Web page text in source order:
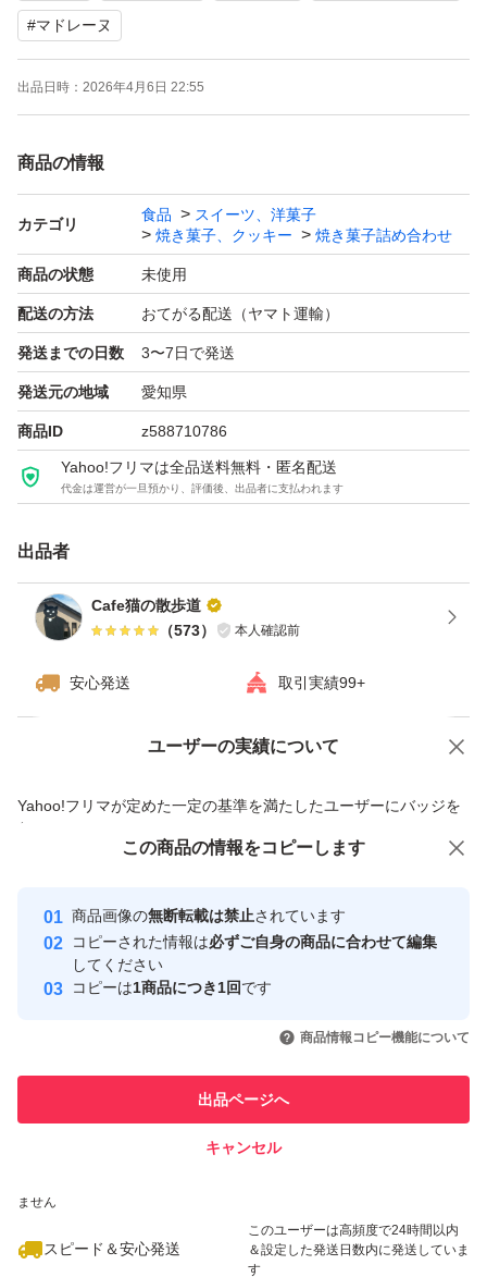
焼き菓子の代表格『マドレーヌ』×2個
バター香る人気者 にゃんこショートブレッド×2個
猫の散歩道オリジナル 猫スコーン×4個
お母さんが子供にたべさせてあげたくなるような、安心安
全な材料で一つ一つ丁寧に手作りしています。
＊ベーキングパウダーはアルミフリーのものを使用してい
ます。
＊商品は賞味期限まで一週間以上あるものをお届けしま
す。
＊購入後の変更は対応しかねます。
#マドレーヌ
出品日時： 2026年4月6日 22:55
商品の情報
カテゴリ
食品
スイーツ、洋菓子
焼き菓子、クッキー
焼き菓子詰め合わせ
商品の状態 未使用
配送の方法 おてがる配送（ヤマト運輸）
発送までの日数 3〜7日で発送
発送元の地域 愛知県
商品ID z588710786
Yahoo!フリマは全品送料無料・匿名配送
代金は運営が一旦預かり、評価後、出品者に支払われます
出品者
Cafe猫の散歩道
（573） 本人確認前
安心発送 取引実績99+
ユーザーの実績について
Yahoo!フリマが定めた一定の基準を満たしたユーザーにバッジを
付与しています
安心取引出品者
心・安全なユーザーです
取引実績
引を完了させた実績があります
での取引実績があります
ません
スピード＆安心発送
このユーザーは高頻度で24時間以内
＆設定した発送日数内に発送していま
す
価格の相談 商品への質問
この商品の情報をコピーします
商品画像の無断転載は禁止されています
コピーされた情報は必ずご自身の商品に合わせて編集
してください
コピーは1商品につき1回です
商品情報コピー機能について
出品ページへ
キャンセル
この商品をみている人にオススメ